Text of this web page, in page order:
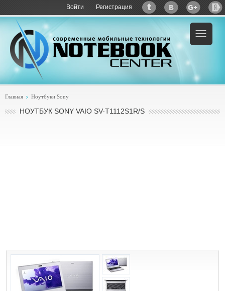
Войти Регистрация
Пример:купить Sony VAIO SV-T1112S1R/S
Главная Ноутбуки Sony
НОУТБУК SONY VAIO SV-T1112S1R/S